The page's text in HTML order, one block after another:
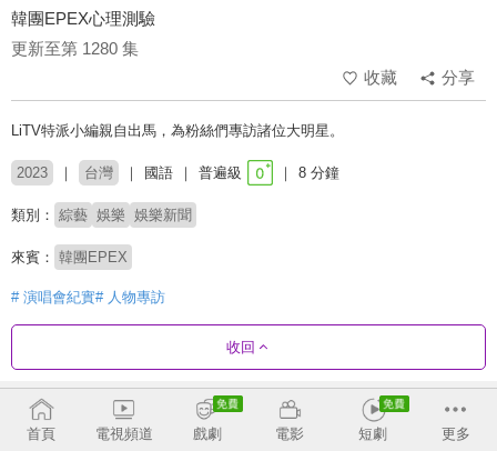
韓團EPEX心理測驗
更新至第 1280 集
收藏
分享
LiTV特派小編親自出馬，為粉絲們專訪諸位大明星。
2023 台灣 國語 普遍級 8 分鐘
類別： 綜藝 娛樂 娛樂新聞
來賓： 韓團EPEX
# 演唱會紀實# 人物專訪
收回
劇集列表 反序 收合
首頁 電視頻道 戲劇 電影 短劇 更多